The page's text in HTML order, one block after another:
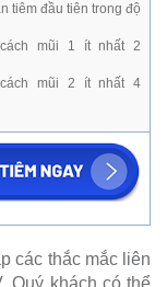
tiêm đầu tiên trong độ
mũi 1 ít nhất 2
mũi 2 ít nhất 4
các thắc mắc liên
Quý khách có thể